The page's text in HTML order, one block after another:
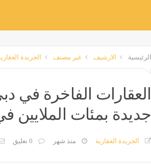
الرئيسية الارشيف غير مصنف الجريدة
العقارات الفاخرة في
جديدة بمئات الملايين
الجريدة العقارية منذ شهر 0 تعليق